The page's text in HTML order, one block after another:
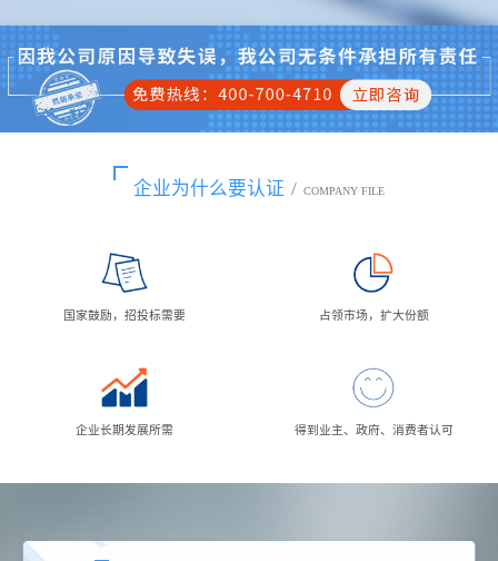
企业为什么要认证 / COMPANY FILE
国家鼓励，招投标需要 占领市场，扩大份额
企业长期发展所需 得到业主、政府、消费者认可